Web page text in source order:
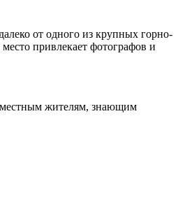
от одного из крупных горно-
привлекает фотографов и
местным жителям, знающим